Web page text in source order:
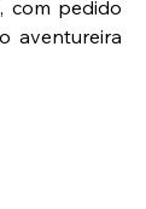
com pedido
aventureira